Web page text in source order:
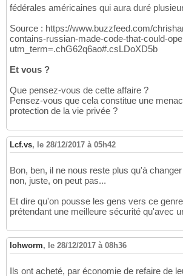
fédérales américaines qui aura duré
Source : https://www.buzzfeed.com/
contains-russian-made-code-that-could-
utm_term=.chG62q6ao#.csLDoXD5b
Et vous ?
Que pensez-vous de cette affaire ?
Pensez-vous que cela constitue une
protection de la vie privée ?
Lcf.vs, le 28/12/2017 à 05h42
Bon, ben, il ne nous reste plus qu'à
non, juste, on peut pas...
Et dire qu'on pousse les gens vers ce
prétendant une meilleure sécurité qu'avec
lohworm, le 28/12/2017 à 08h36
Ils ont acheté, par économie de refaire de